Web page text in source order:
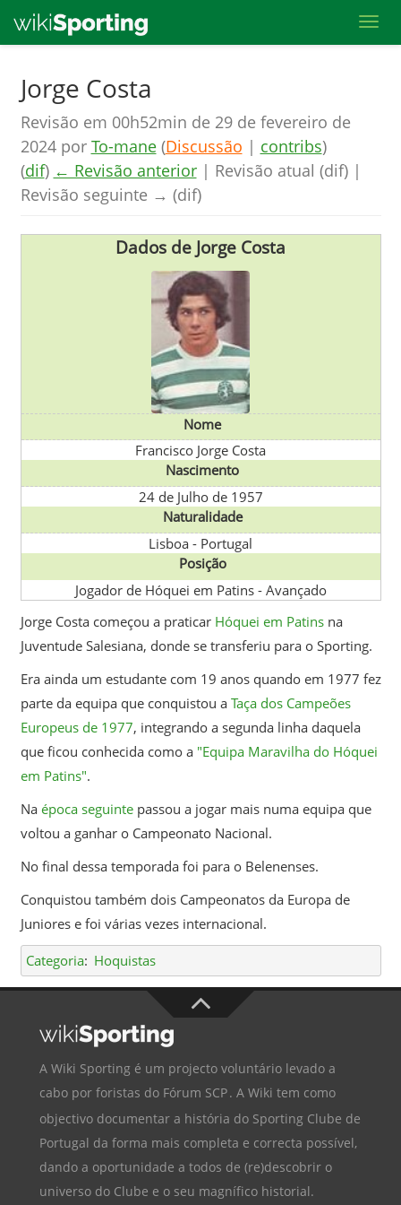
main
content
Jorge Costa
Revisão em 00h52min de 29 de fevereiro de
2024 por To-mane (Discussão | contribs)
(dif) ← Revisão anterior| Revisão atual (dif) |
Revisão seguinte → (dif)
Dados de Jorge Costa
Nome
Francisco Jorge Costa
Nascimento
24 de Julho de 1957
Naturalidade
Lisboa - Portugal
Posição
Jogador de Hóquei em Patins - Avançado
Jorge Costa começou a praticar Hóquei em Patinsna
Juventude Salesiana, donde se transferiu para o Sporting.
Era ainda um estudante com 19 anos quando em 1977 fez
parte da equipa que conquistou a Taça dos Campeões
Europeus de 1977, integrando a segunda linha daquela
que ficou conhecida como a "Equipa Maravilha do Hóquei
em Patins".
Na época seguintepassou a jogar mais numa equipa que
voltou a ganhar o Campeonato Nacional.
No final dessa temporada foi para o Belenenses.
Conquistou também dois Campeonatos da Europa de
Juniores e foi várias vezes internacional.
Categoria: Hoquistas
A Wiki Sporting é um projecto voluntário levado a
cabo por foristas do Fórum SCP. A Wiki tem como
objectivo documentar a história do Sporting Clube de
Portugal da forma mais completa e correcta possível,
dando a oportunidade a todos de (re)descobrir o
universo do Clube e o seu magnífico historial.